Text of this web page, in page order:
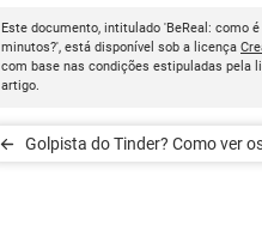
Este documento, intitulado 'BeReal: como
minutos?', está disponível sob a licença
com base nas condições estipuladas pela
artigo.
Golpista do Tinder? Como ver